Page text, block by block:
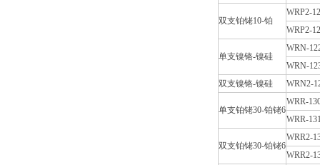
双支铂铑10-铂
WRP2-
WRP2-
单支镍铬-镍硅
WRN-
WRN-
双支镍铬-镍硅
WRN2-
单支铂铑30-铂铑6
WRR-
WRR-
双支铂铑30-铂铑6
WRR2-
WRR2-